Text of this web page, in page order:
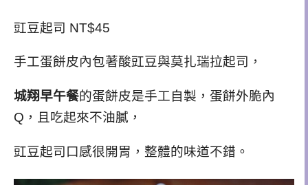
豇豆起司 NT$45
手工蛋餅皮內包著酸豇豆與莫扎瑞拉起司，
城翔早午餐的蛋餅皮是手工自製，蛋餅外脆內
Q，且吃起來不油膩，
豇豆起司口感很開胃，整體的味道不錯。